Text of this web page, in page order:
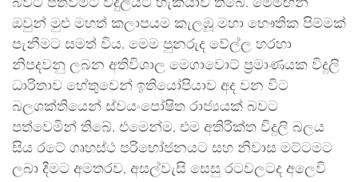
බවට පත්වීමට විදුලියට හැකියාව තිබේ. මෙමඟින්
ඔවුන් මුළු මහත් කලාපයම කැලඹූ මහා භෞතික පිම්මක්
පැනීමට සමත් විය. මෙම පුනරුද වේල්ල හරහා
නිපදවනු ලබන අතිවිශාල මෙගාවොට් ප්‍රමාණයක විදුලි
ධාරිතාව හේතුවෙන් ඉතියෝපියාව අද වන විට
බලශක්තියෙන් ස්වයංපෝෂිත රාජ්‍යයක් බවට
පත්වෙමින් තිබේ. එමෙන්ම, එම අතිරික්ත විදුලි බලය
සිය රටේ ගෘහස්ථ පරිභෝජනයට සහ නිවාස මට්ටමට
ලබා දීමට අමතරව, අසල්වැසි සෙසු රටවලටද අලෙවි